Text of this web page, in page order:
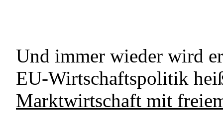
Und immer wieder wird
EU-Wirtschaftspolitik
Marktwirtschaft mit